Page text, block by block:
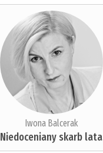
Iwona Balcerak
Niedoceniany skarb lata